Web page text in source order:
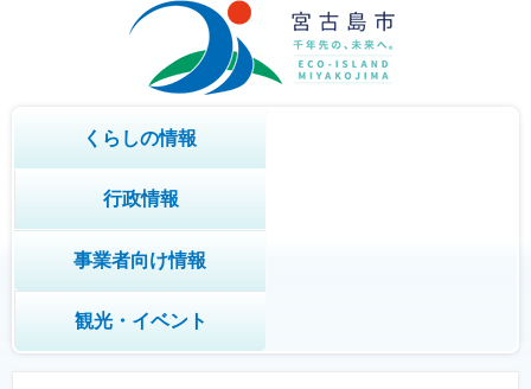
くらしの情報
行政情報
事業者向け情報
観光・イベント